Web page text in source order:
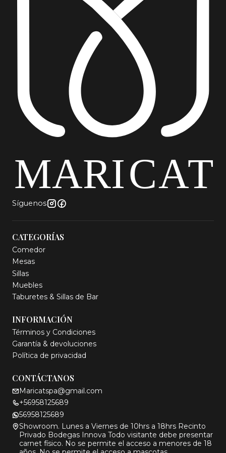
escandinava, mesa comedor madera y metal
Síguenos
CATEGORÍAS
Comedor
Mesas
Sillas
Muebles
Taburetes & Sillas de Bar
INFORMACIÓN
Términos y Condiciones
Garantía & devoluciones
Política de privacidad
CONTÁCTANOS
Maricatspa@gmail.com
+56958125689
56958125689
Showroom. Lunes a Viernes de 10hrs a 18hrs Recinto
Privado Bodegas Innova Todo visitante debe presentar
carnet físico. No se permite el acceso a menores de 18